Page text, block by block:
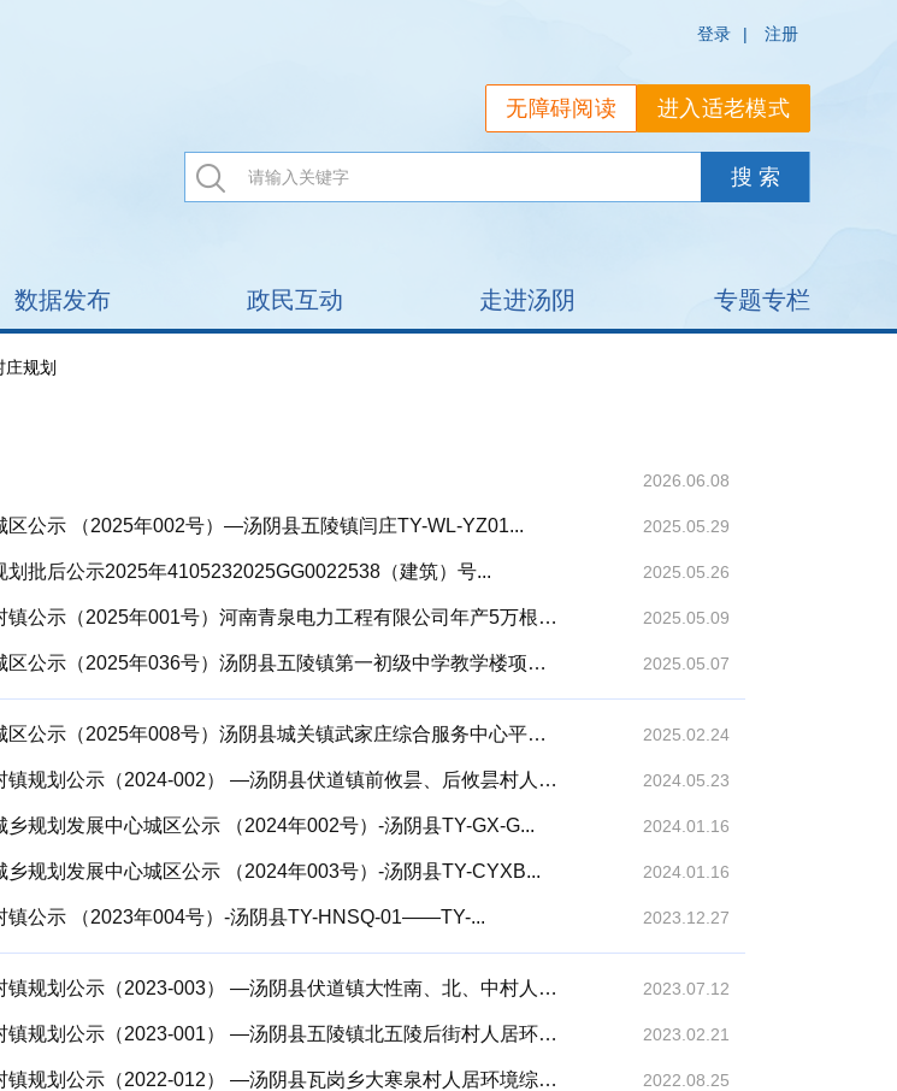
登录 | 注册
进入适老模式
无障碍阅读
数据发布 政民互动 走进汤阴 专题专栏
庄规划
2026.06.08
2025.05.29
区公示 （2025年002号）—汤阴县五陵镇闫庄TY-WL-YZ01...
2025.05.26
批后公示2025年4105232025GG0022538（建筑）号...
2025.05.09
汤阴县城乡规划发展中心村镇公示（2025年001号）河南青泉电力工程有限公司年产5万根高强度...
2025.05.07
汤阴县城乡规划发展中心城区公示（2025年036号）汤阴县五陵镇第一初级中学教学楼项目规划平...
2025.02.24
汤阴县城乡规划发展中心城区公示（2025年008号）汤阴县城关镇武家庄综合服务中心平面图、效...
2024.05.23
汤阴县城乡规划发展中心村镇规划公示（2024-002） —汤阴县伏道镇前攸昙、后攸昙村人居环...
2024.01.16
乡规划发展中心城区公示 （2024年002号）-汤阴县TY-GX-G...
2024.01.16
乡规划发展中心城区公示 （2024年003号）-汤阴县TY-CYXB...
2023.12.27
镇公示 （2023年004号）-汤阴县TY-HNSQ-01——TY-...
2023.07.12
汤阴县城乡规划发展中心村镇规划公示（2023-003） —汤阴县伏道镇大性南、北、中村人居环...
2023.02.21
汤阴县城乡规划发展中心村镇规划公示（2023-001） —汤阴县五陵镇北五陵后街村人居环境综...
2022.08.25
汤阴县城乡规划发展中心村镇规划公示（2022-012） —汤阴县瓦岗乡大寒泉村人居环境综合整...